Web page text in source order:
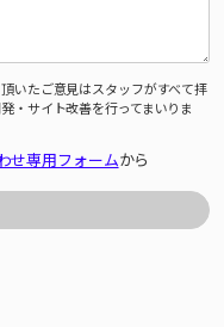
いたご意見はスタッフがすべて拝
・サイト改善を行ってまいりま
せ専用フォームから